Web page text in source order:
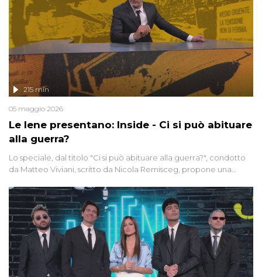
Le Iene presentano: Inside - Ci si può abituare
alla guerra?
215 min
05 maggio 2026
Lo speciale, dal titolo "Ci si può abituare alla guerra?", condotto
da Matteo Viviani, scritto da Nicola Remisceg, propone una
di settore - su quanto la guerra sia diventata una realtà pervasiva.
Anche se l'Italia non è direttamente coinvolta in conflitti armati, il
contesto globale rende impossibile considerarla un fenomeno
lontano.